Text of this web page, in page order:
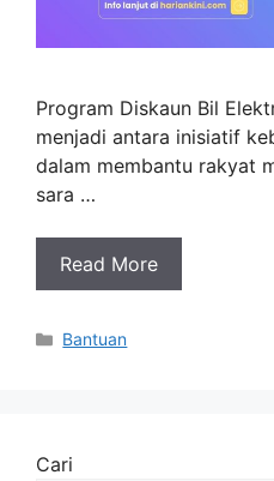
Program Diskaun Bil
menjadi antara inisiatif
dalam membantu rakyat
sara …
Read More
Categories
Bantuan
Cari